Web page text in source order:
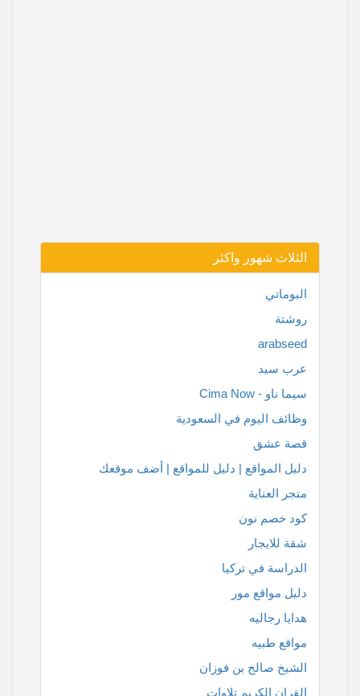
الثلاث شهور واكثر
البوماتي
روشتة
arabseed
عرب سيد
سيما ناو - Cima Now
وظائف اليوم في السعودية
قصة عشق
دليل المواقع | دليل للمواقع | أضف موقعك
متجر العناية
كود خصم نون
شقة للايجار
الدراسة في تركيا
دليل مواقع مور
هدايا رجاليه
مواقع طبيه
الشيخ صالح بن فوزان
القران الكريم تلاوات